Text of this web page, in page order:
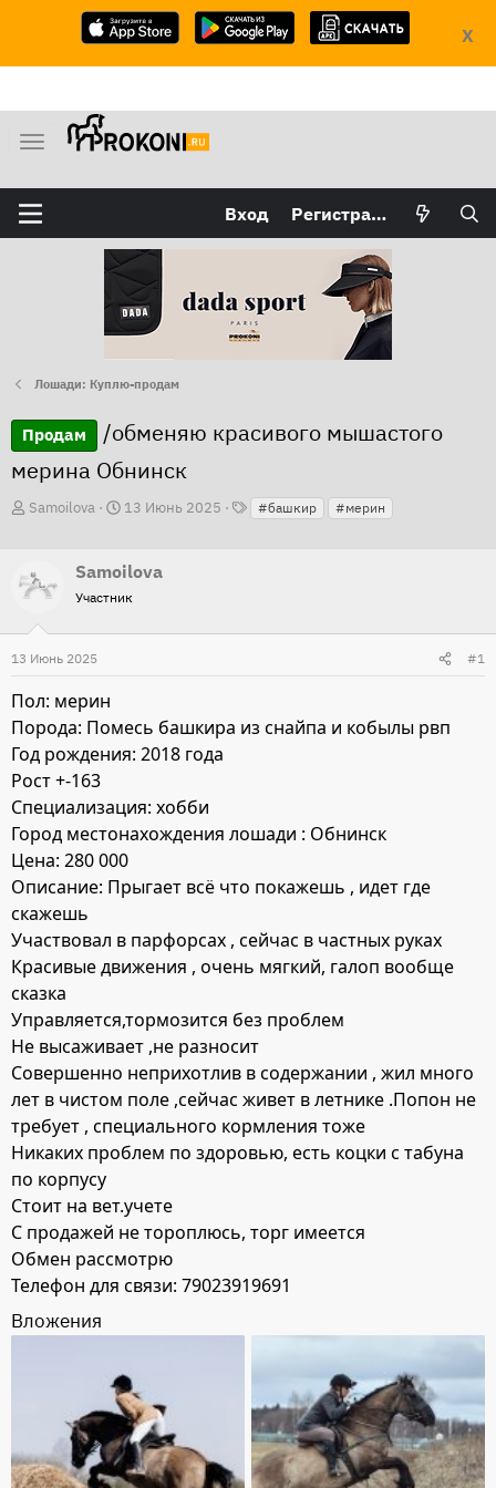
X
М
н
ю
Вход Регистрация
Лошади: Куплю-продам
Продам
/обменяю красивого мышастого
мерина Обнинск
А
о
т
е
Samoilova
Д
а
13 Июнь 2025
Т
е
#башкир #мерин
Samoilova
Участник
13 Июнь 2025 #1
Пол: мерин
Порода: Помесь башкира из снайпа и кобылы рвп
Год рождения: 2018 года
Рост +-163
Специализация: хобби
Город местонахождения лошади : Обнинск
Цена: 280 000
Описание: Прыгает всё что покажешь , идет где
скажешь
Участвовал в парфорсах , сейчас в частных руках
Красивые движения , очень мягкий, галоп вообще
сказка
Управляется,тормозится без проблем
Не высаживает ,не разносит
Совершенно неприхотлив в содержании , жил много
лет в чистом поле ,сейчас живет в летнике .Попон не
требует , специального кормления тоже
Никаких проблем по здоровью, есть коцки с табуна
по корпусу
Стоит на вет.учете
С продажей не тороплюсь, торг имеется
Обмен рассмотрю
Телефон для связи: 79023919691
Вложения